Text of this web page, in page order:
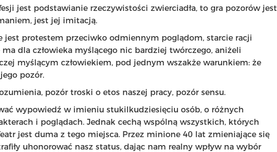
jest podstawianie rzeczywistości zwierciadła, to gra pozorów jest
jest jej imitacją.
jest protestem przeciwko odmiennym poglądom, starcie racji
dla człowieka myślącego nic bardziej twórczego, aniżeli
myślącym człowiekiem, pod jednym wszakże warunkiem: że
pozór.
pozór troski o etos naszej pracy, pozór sensu.
wypowiedź w imieniu stukilkudziesięciu osób, o różnych
i poglądach. Jednak cechą wspólną wszystkich, których
jest duma z tego miejsca. Przez minione 40 lat zmieniające się
uhonorować nasz status, dając nam realny wpływ na wybór